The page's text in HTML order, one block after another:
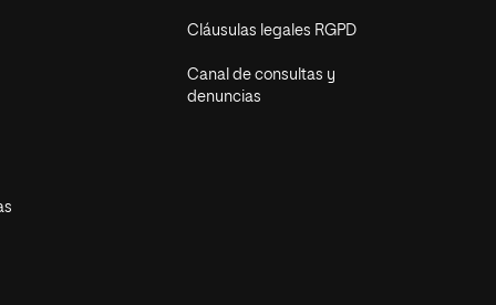
Cláusulas legales RGPD
Canal de consultas y
denuncias